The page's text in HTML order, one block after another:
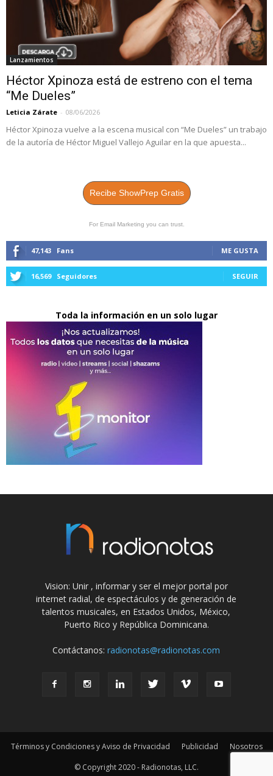
Lanzamientos
Héctor Xpinoza está de estreno con el tema
“Me Dueles”
Leticia Zárate - 08/06/2026
Héctor Xpinoza vuelve a la escena musical con “Me Dueles” un trabajo
de la autoría de Héctor Miguel Vallejo Aguilar en la que apuesta...
Recibe ShowPrep Gratis
For Email Marketing you can trust.
47,143 Fans ME GUSTA
16,569 Seguidores SEGUIR
Toda la información en un solo lugar
Vision: Unir , informar y ser el mejor portal por
internet radial, de espectáculos y de generación de
talentos musicales, en Estados Unidos, México,
Puerto Rico y República Dominicana.
Contáctanos:radionotas@radionotas.com
Términos y Condiciones y Aviso de Privacidad Publicidad
Nosotros
© Copyright 2020 - Radionotas, LLC.